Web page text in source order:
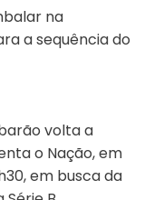
na
a sequência do
volta a
o Nação, em
em busca da